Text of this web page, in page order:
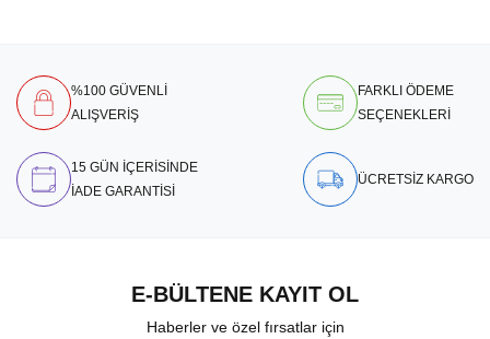
%100 GÜVENLİ
ALIŞVERİŞ
FARKLI ÖDEME
SEÇENEKLERİ
15 GÜN İÇERİSİNDE
İADE GARANTİSİ
ÜCRETSİZ KARGO
E-BÜLTENE KAYIT OL
Haberler ve özel fırsatlar için